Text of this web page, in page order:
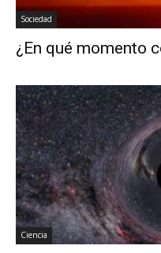
Sociedad
¿En qué momento
Ciencia